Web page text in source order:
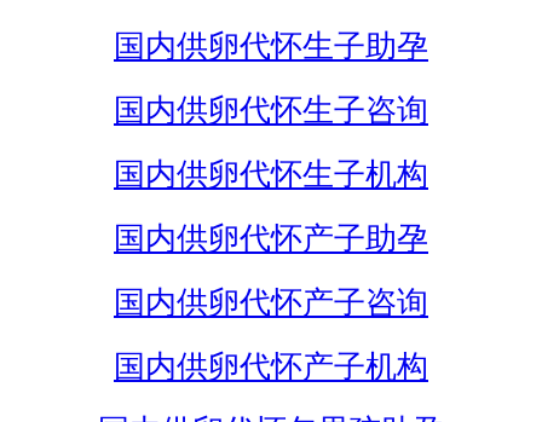
国内供卵代怀生子助孕
国内供卵代怀生子咨询
国内供卵代怀生子机构
国内供卵代怀产子助孕
国内供卵代怀产子咨询
国内供卵代怀产子机构